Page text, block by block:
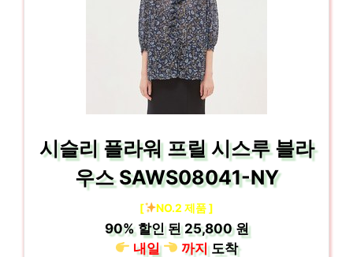
시슬리 플라워 프릴 시스루 블라
우스 SAWS08041-NY
[ NO.2 제품 ]
90%할인 된25,800 원
내일
까지도착